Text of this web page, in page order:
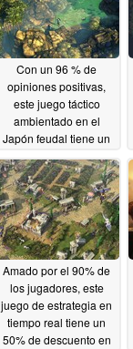
Con un 96 % de
opiniones positivas,
este juego táctico
ambientado en el
Japón feudal tiene un
Steam06/12/2026
Amado por el 90% de
los jugadores, este
juego de estrategia en
tiempo real tiene un
50% de descuento en